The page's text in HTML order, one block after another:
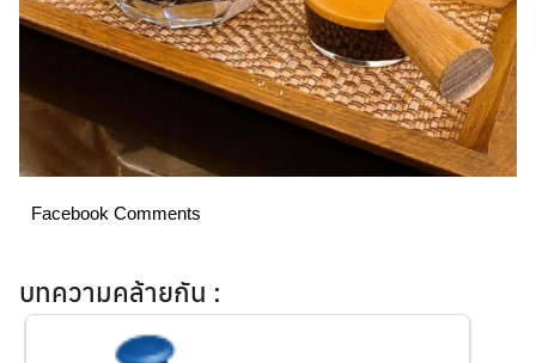
Search
for:
Facebook Comments
บทความคล้ายกัน :